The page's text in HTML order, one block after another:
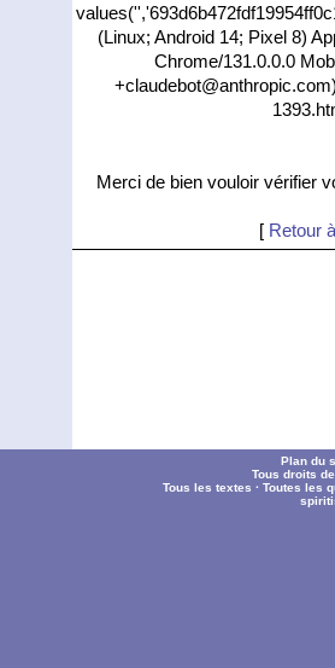
(Linux; Android 14; Pixel 8)
Chrome/131.0.0.0
Merci de bien vouloir vérifier
[ Retour
Plan du
Tous droits
Tous les textes ·Toutes les